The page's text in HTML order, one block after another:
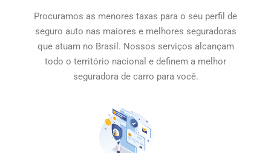
Procuramos as menores taxas para o seu perfil de
seguro auto nas maiores e melhores seguradoras
que atuam no Brasil. Nossos serviços alcançam
todo o território nacional e definem a melhor
seguradora de carro para você.